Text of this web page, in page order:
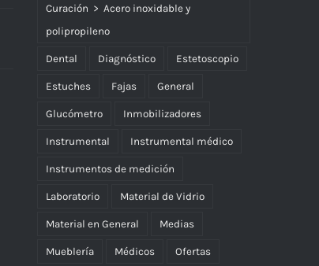
Curación > Acero inoxidable y
polipropileno
Dental Diagnóstico Estetoscopio
Estuches Fajas General
Glucómetro Inmobilizadores
Instrumental Instrumental médico
Instrumentos de medición
Laboratorio Material de Vidrio
Material en General Medias
Mueblería Médicos Ofertas